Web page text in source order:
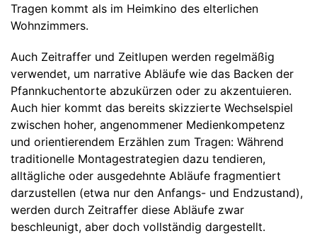
Tragen kommt als im Heimkino des elterlichen
Wohnzimmers.
Auch Zeitraffer und Zeitlupen werden regelmäßig
verwendet, um narrative Abläufe wie das Backen der
Pfannkuchentorte abzukürzen oder zu akzentuieren.
Auch hier kommt das bereits skizzierte Wechselspiel
zwischen hoher, angenommener Medienkompetenz
und orientierendem Erzählen zum Tragen: Während
traditionelle Montagestrategien dazu tendieren,
alltägliche oder ausgedehnte Abläufe fragmentiert
darzustellen (etwa nur den Anfangs- und Endzustand),
werden durch Zeitraffer diese Abläufe zwar
beschleunigt, aber doch vollständig dargestellt.